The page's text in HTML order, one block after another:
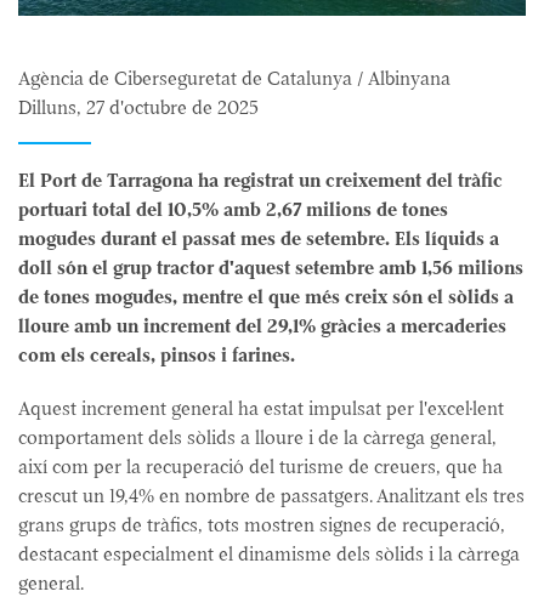
Agència de Ciberseguretat de Catalunya / Albinyana
Dilluns, 27 d'octubre de 2025
El Port de Tarragona ha registrat un creixement del tràfic
portuari total del 10,5% amb 2,67 milions de tones
mogudes durant el passat mes de setembre. Els líquids a
doll són el grup tractor d'aquest setembre amb 1,56 milions
de tones mogudes, mentre el que més creix són el sòlids a
lloure amb un increment del 29,1% gràcies a mercaderies
com els cereals, pinsos i farines.
Aquest increment general ha estat impulsat per l'excel·lent
comportament dels sòlids a lloure i de la càrrega general,
així com per la recuperació del turisme de creuers, que ha
crescut un 19,4% en nombre de passatgers. Analitzant els tres
grans grups de tràfics, tots mostren signes de recuperació,
destacant especialment el dinamisme dels sòlids i la càrrega
general.